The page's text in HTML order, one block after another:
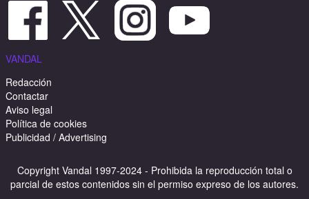
VANDAL
Redacción
Contactar
Aviso legal
Política de cookies
Publicidad / Advertising
Copyright Vandal 1997-2024 - Prohibida la reproducción total o
parcial de estos contenidos sin el permiso expreso de los autores.